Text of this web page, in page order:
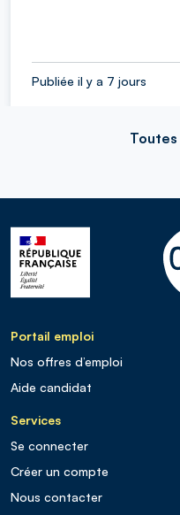
Publiée il y a 7 jours
Portail emploi
Nos offres d’emploi
Aide candidat
Services
Se connecter
Créer un compte
Nous contacter